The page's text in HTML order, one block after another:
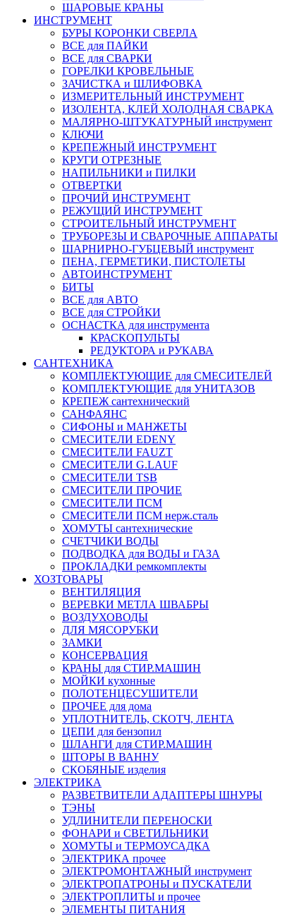
ШАРОВЫЕ КРАНЫ
ИНСТРУМЕНТ
БУРЫ КОРОНКИ СВЕРЛА
ВСЕ для ПАЙКИ
ВСЕ для СВАРКИ
ГОРЕЛКИ КРОВЕЛЬНЫЕ
ЗАЧИСТКА и ШЛИФОВКА
ИЗМЕРИТЕЛЬНЫЙ ИНСТРУМЕНТ
ИЗОЛЕНТА, КЛЕЙ ХОЛОДНАЯ СВАРКА
МАЛЯРНО-ШТУКАТУРНЫЙ инструмент
КЛЮЧИ
КРЕПЕЖНЫЙ ИНСТРУМЕНТ
КРУГИ ОТРЕЗНЫЕ
НАПИЛЬНИКИ и ПИЛКИ
ОТВЕРТКИ
ПРОЧИЙ ИНСТРУМЕНТ
РЕЖУЩИЙ ИНСТРУМЕНТ
СТРОИТЕЛЬНЫЙ ИНСТРУМЕНТ
ТРУБОРЕЗЫ И СВАРОЧНЫЕ АППАРАТЫ
ШАРНИРНО-ГУБЦЕВЫЙ инструмент
ПЕНА, ГЕРМЕТИКИ, ПИСТОЛЕТЫ
АВТОИНСТРУМЕНТ
БИТЫ
ВСЕ для АВТО
ВСЕ для СТРОЙКИ
ОСНАСТКА для инструмента
КРАСКОПУЛЬТЫ
РЕДУКТОРА и РУКАВА
САНТЕХНИКА
КОМПЛЕКТУЮЩИЕ для СМЕСИТЕЛЕЙ
КОМПЛЕКТУЮЩИЕ для УНИТАЗОВ
КРЕПЕЖ сантехнический
САНФАЯНС
СИФОНЫ и МАНЖЕТЫ
СМЕСИТЕЛИ EDENY
СМЕСИТЕЛИ FAUZT
СМЕСИТЕЛИ G.LAUF
СМЕСИТЕЛИ TSB
СМЕСИТЕЛИ ПРОЧИЕ
СМЕСИТЕЛИ ПСМ
СМЕСИТЕЛИ ПСМ нерж.сталь
ХОМУТЫ сантехнические
СЧЕТЧИКИ ВОДЫ
ПОДВОДКА для ВОДЫ и ГАЗА
ПРОКЛАДКИ ремкомплекты
ХОЗТОВАРЫ
ВЕНТИЛЯЦИЯ
ВЕРЕВКИ МЕТЛА ШВАБРЫ
ВОЗДУХОВОДЫ
ДЛЯ МЯСОРУБКИ
ЗАМКИ
КОНСЕРВАЦИЯ
КРАНЫ для СТИР.МАШИН
МОЙКИ кухонные
ПОЛОТЕНЦЕСУШИТЕЛИ
ПРОЧЕЕ для дома
УПЛОТНИТЕЛЬ, СКОТЧ, ЛЕНТА
ЦЕПИ для бензопил
ШЛАНГИ для СТИР.МАШИН
ШТОРЫ В ВАННУ
СКОБЯНЫЕ изделия
ЭЛЕКТРИКА
РАЗВЕТВИТЕЛИ АДАПТЕРЫ ШНУРЫ
ТЭНЫ
УДЛИНИТЕЛИ ПЕРЕНОСКИ
ФОНАРИ и СВЕТИЛЬНИКИ
ХОМУТЫ и ТЕРМОУСАДКА
ЭЛЕКТРИКА прочее
ЭЛЕКТРОМОНТАЖНЫЙ инструмент
ЭЛЕКТРОПАТРОНЫ и ПУСКАТЕЛИ
ЭЛЕКТРОПЛИТЫ и прочее
ЭЛЕМЕНТЫ ПИТАНИЯ